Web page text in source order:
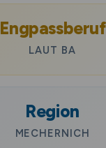
Engpassberuf
LAUT BA
Region
MECHERNICH